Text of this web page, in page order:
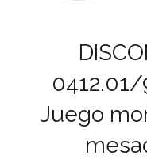
Juego